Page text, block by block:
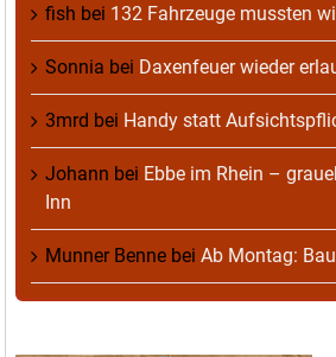
fish bei 132 Fahrzeuge mussten
Sonnia bei Daxenfeuer wieder
3mrd bei Handy statt
Johann bei Ebbe im Rhein –
Inn
Munner Benne bei Ab Montag: